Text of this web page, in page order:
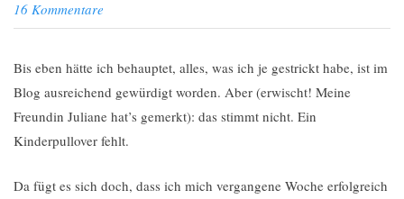
16 Kommentare
Bis eben hätte ich behauptet, alles, was ich je gestrickt habe, ist im
Blog ausreichend gewürdigt worden. Aber (erwischt! Meine
Freundin Juliane hat’s gemerkt): das stimmt nicht. Ein
Kinderpullover fehlt.
Da fügt es sich doch, dass ich mich vergangene Woche erfolgreich